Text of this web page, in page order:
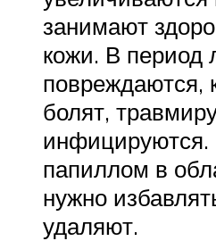
занимают
кожи. В период
повреждаются,
болят,
инфицируются.
папиллом в
нужно
удаляют.